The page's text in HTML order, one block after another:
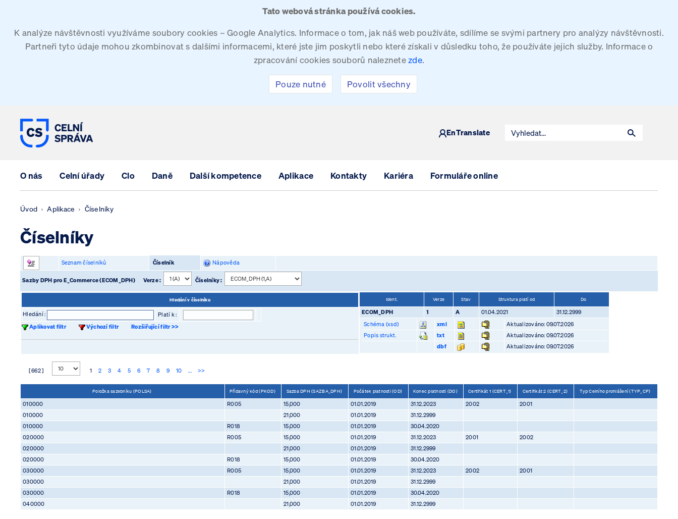
Tato webová stránka používá cookies.
K analýze návštěvnosti využíváme soubory cookies – Google Analytics. Informace o tom, jak náš web používáte, sdílíme se svými partnery pro analýzy návštěvnosti.
Partneři tyto údaje mohou zkombinovat s dalšími informacemi, které jste jim poskytli nebo které získali v důsledku toho, že používáte jejich služby. Informace o
zpracování cookies souborů naleznetezde.
Pouze nutné Povolit všechny
EnTranslate
O nás Celní úřady Clo Daně Další kompetence Aplikace Kontakty Kariéra Formuláře online
Úvod Aplikace Číselníky
Číselníky
Seznam číselníků Číselník Nápověda
Sazby DPH pro E_Commerce (ECOM_DPH) Verze : Číselníky :
Hledání v číselníku
Hledání :
Platí k :
Aplikovat filtr
Výchozí filtr Rozšiřující filtr >>
Ident. Verze Stav Struktura platí od Do
ECOM_DPH 1 A 01.04.2021
31.12.2999
Schéma (xsd)
xml
Aktualizováno: 09.07.2026
Popis strukt.
txt
Aktualizováno: 09.07.2026
dbf
Aktualizováno: 09.07.2026
[ 662 ] 1 2 3 4 5 6 7 8 9 10 ... >>
Položka sazebníku (POLSA) Přídavný kód (PKOD) Sazba DPH (SAZBA_DPH) Počátek platnosti (OD) Konec platnosti (DO) Certifikát 1 (CERT_1) Certifikát 2 (CERT_2) Typ Celního prohlášení (TYP_CP)
010000 R005 15,000 01.01.2019 31.12.2023 2002
2001
010000
21,000 01.01.2019
31.12.2999
010000
R018 15,000 01.01.2019
30.04.2020
020000
R005 15,000 01.01.2019 31.12.2023 2001
2002
020000
21,000 01.01.2019
31.12.2999
020000
R018 15,000 01.01.2019
30.04.2020
030000
R005 15,000 01.01.2019 31.12.2023 2002
2001
030000
21,000 01.01.2019
31.12.2999
030000
R018 15,000 01.01.2019
30.04.2020
040000
21,000 01.01.2019 31.12.2999